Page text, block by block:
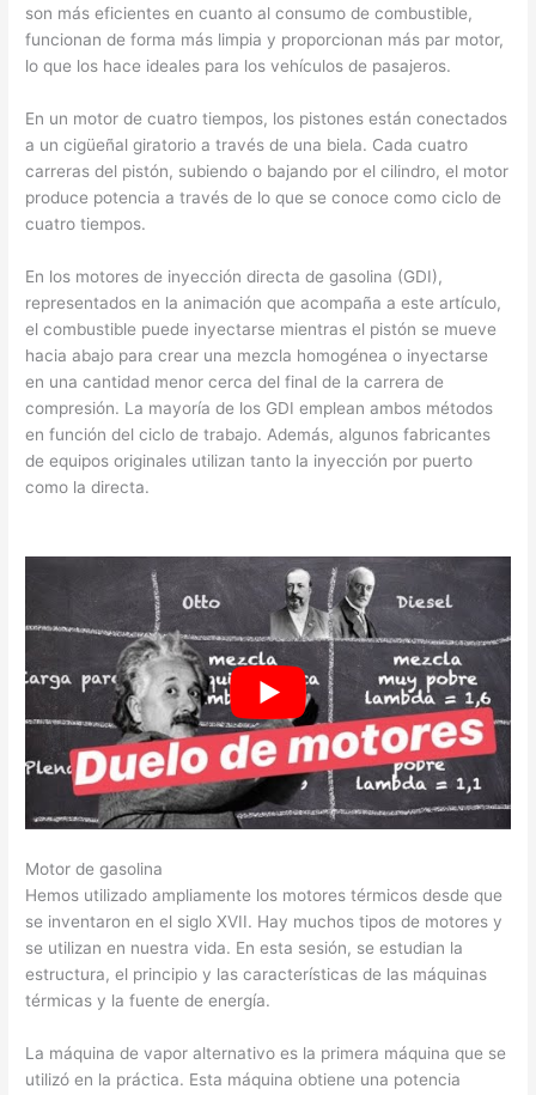
son más eficientes en cuanto al consumo de combustible,
funcionan de forma más limpia y proporcionan más par motor,
lo que los hace ideales para los vehículos de pasajeros.
En un motor de cuatro tiempos, los pistones están conectados
a un cigüeñal giratorio a través de una biela. Cada cuatro
carreras del pistón, subiendo o bajando por el cilindro, el motor
produce potencia a través de lo que se conoce como ciclo de
cuatro tiempos.
En los motores de inyección directa de gasolina (GDI),
representados en la animación que acompaña a este artículo,
el combustible puede inyectarse mientras el pistón se mueve
hacia abajo para crear una mezcla homogénea o inyectarse
en una cantidad menor cerca del final de la carrera de
compresión. La mayoría de los GDI emplean ambos métodos
en función del ciclo de trabajo. Además, algunos fabricantes
de equipos originales utilizan tanto la inyección por puerto
como la directa.
Motor de gasolina
Hemos utilizado ampliamente los motores térmicos desde que
se inventaron en el siglo XVII. Hay muchos tipos de motores y
se utilizan en nuestra vida. En esta sesión, se estudian la
estructura, el principio y las características de las máquinas
térmicas y la fuente de energía.
La máquina de vapor alternativo es la primera máquina que se
utilizó en la práctica. Esta máquina obtiene una potencia